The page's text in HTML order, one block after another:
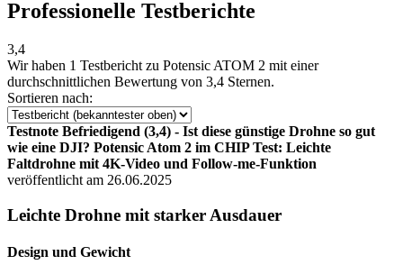
Professionelle Testberichte
3,4
Wir haben 1 Testbericht zu Potensic ATOM 2 mit einer
durchschnittlichen Bewertung von 3,4 Sternen.
Sortieren nach:
Testnote Befriedigend (3,4) - Ist diese günstige Drohne so gut
wie eine DJI? Potensic Atom 2 im CHIP Test: Leichte
Faltdrohne mit 4K-Video und Follow-me-Funktion
veröffentlicht am 26.06.2025
Leichte Drohne mit starker Ausdauer
Design und Gewicht